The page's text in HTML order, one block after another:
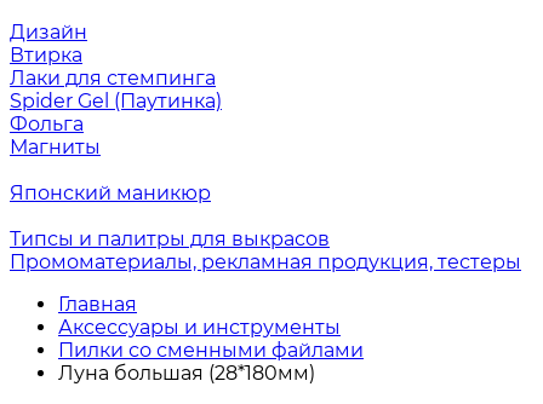
Дизайн
Втирка
Лаки для стемпинга
Spider Gel (Паутинка)
Фольга
Магниты
Японский маникюр
Типсы и палитры для выкрасов
Промоматериалы, рекламная продукция, тестеры
Главная
Аксессуары и инструменты
Пилки со сменными файлами
Луна большая (28*180мм)